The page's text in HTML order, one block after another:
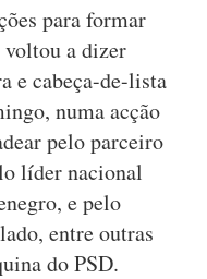
para formar
voltou a dizer
e cabeça-de-lista
numa acção
pelo parceiro
líder nacional
e pelo
entre outras
do PSD.